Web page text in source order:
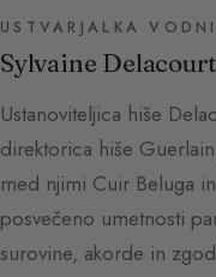
USTVARJALKA
Sylvaine
Ustanoviteljica hiše
direktorica hiše
med njimi Cuir Beluga
posvečeno umetnosti
surovine, akorde in